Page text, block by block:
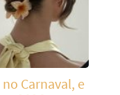
Carnaval, e